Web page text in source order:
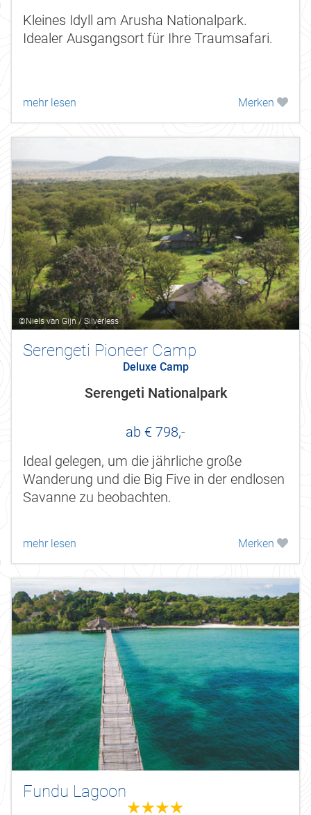
Kleines Idyll am Arusha Nationalpark.
Idealer Ausgangsort für Ihre Traumsafari.
mehr lesen Merken
©Niels van Gijn / Silverless
Serengeti Pioneer Camp
Deluxe Camp
Serengeti Nationalpark
ab € 798,-
Ideal gelegen, um die jährliche große
Wanderung und die Big Five in der endlosen
Savanne zu beobachten.
mehr lesen Merken
Fundu Lagoon
4.0